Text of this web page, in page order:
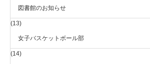
図書館のお知らせ
(13)
女子バスケットボール部
(14)